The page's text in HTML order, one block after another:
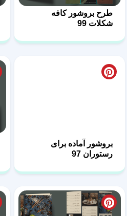
طرح بروشور کافه
شکلات 99
بروشور آماده برای
رستوران 97